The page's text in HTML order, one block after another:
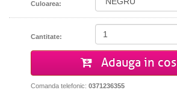
Culoarea:
Cantitate:
Adauga in cos
Comanda telefonic: 0371236355